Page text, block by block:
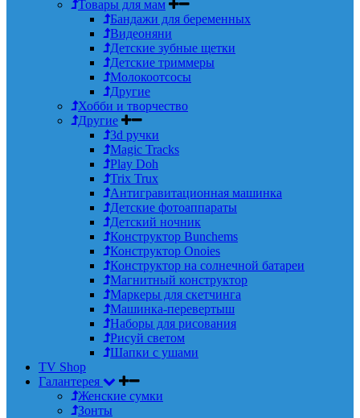
Товары для мам
Бандажи для беременных
Видеоняни
Детские зубные щетки
Детские триммеры
Молокоотсосы
Другие
Хобби и творчество
Другие
3d ручки
Magic Tracks
Play Doh
Trix Trux
Антигравитационная машинка
Детские фотоаппараты
Детский ночник
Конструктор Bunchems
Конструктор Onoies
Конструктор на солнечной батареи
Магнитный конструктор
Маркеры для скетчинга
Машинка-перевертыш
Наборы для рисования
Рисуй светом
Шапки с ушами
TV Shop
Галантерея
Женские сумки
Зонты